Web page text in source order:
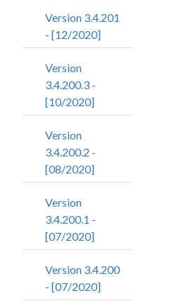
Version 3.4.201
- [12/2020]
Version
3.4.200.3 -
[10/2020]
Version
3.4.200.2 -
[08/2020]
Version
3.4.200.1 -
[07/2020]
Version 3.4.200
- [07/2020]